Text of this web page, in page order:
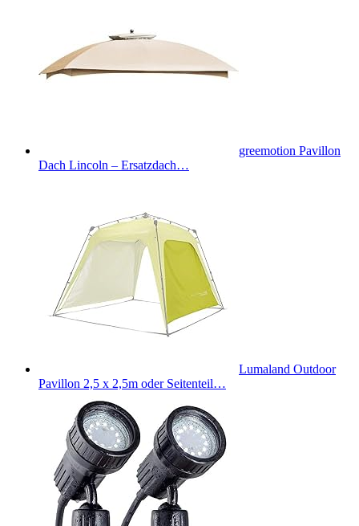
greemotion Pavillon
Dach Lincoln – Ersatzdach…
Lumaland Outdoor
Pavillon 2,5 x 2,5m oder Seitenteil…